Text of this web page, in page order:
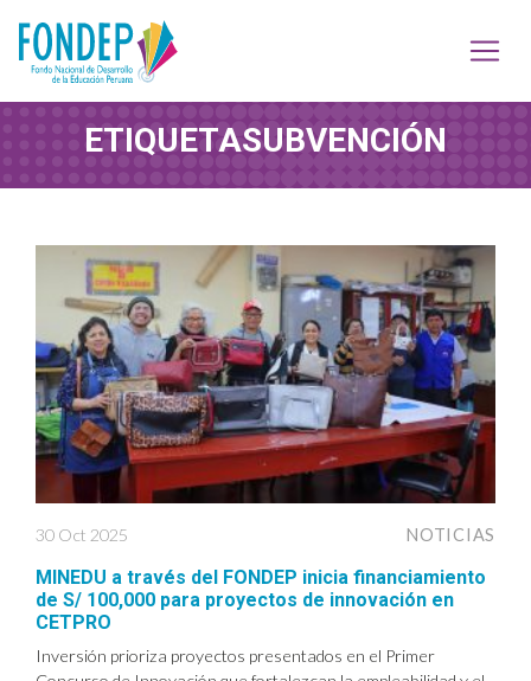
ETIQUETASUBVENCIÓN
30 Oct 2025 NOTICIAS
MINEDU a través del FONDEP inicia financiamiento
de S/ 100,000 para proyectos de innovación en
CETPRO
Inversión prioriza proyectos presentados en el Primer